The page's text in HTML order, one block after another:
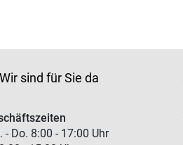
Wir sind für Sie da
- Do. 8:00 - 17:00 Uhr